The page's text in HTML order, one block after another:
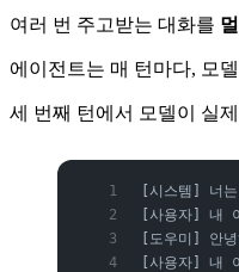
여러 번 주고받는 대화를
에이전트는 매 턴마다, 모델
세 번째 턴에서 모델이 실
[시스템] 너
[사용자] 내
[도우미] 안
[사용자] 내